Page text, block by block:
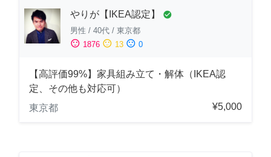
やりが【IKEA認定】 check_circle
男性 / 40代 / 東京都
sentiment_satisfied 1876 sentiment_neutral 13 sentiment_dissatisfied 0
【高評価99%】家具組み立て・解体（IKEA認
定、その他も対応可）
東京都
¥5,000